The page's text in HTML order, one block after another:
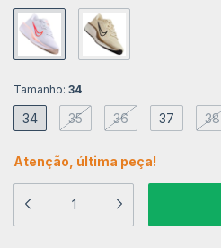
Tamanho: 34
34 35 36 37 38
Atenção, última peça!